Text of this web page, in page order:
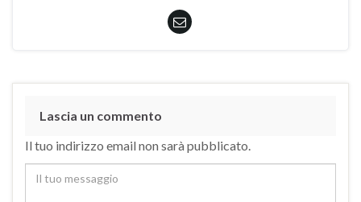
Lascia un commento
Il tuo indirizzo email non sarà pubblicato.